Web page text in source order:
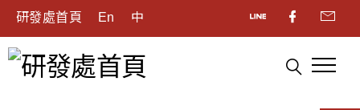
研發處首頁 En 中